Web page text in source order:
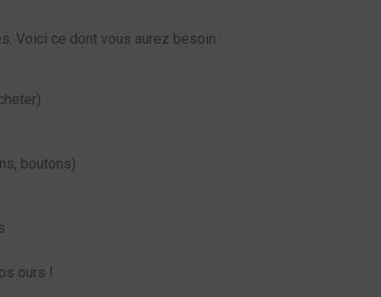
Voici ce dont vous aurez besoin :
boutons)
ours !